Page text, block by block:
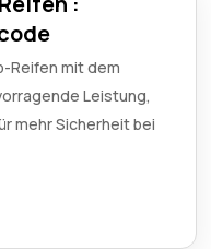
Reifen mit dem
Leistung,
mehr Sicherheit bei